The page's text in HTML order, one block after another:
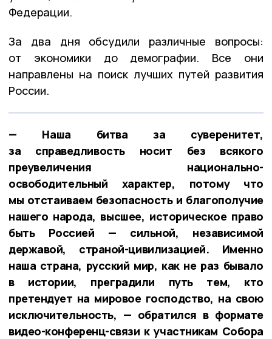
Федерации.
За два дня обсудили различные вопросы:
от экономики до демографии. Все они
направлены на поиск лучших путей развития
России.
— Наша битва за суверенитет,
за справедливость носит без всякого
преувеличения национально-
освободительный характер, потому что
мы отстаиваем безопасность и благополучие
нашего народа, высшее, историческое право
быть Россией — сильной, независимой
державой, страной-цивилизацией. Именно
наша страна, русский мир, как не раз бывало
в истории, преградили путь тем, кто
претендует на мировое господство, на свою
исключительность, — обратился в формате
видео-конференц-связи к участникам Собора